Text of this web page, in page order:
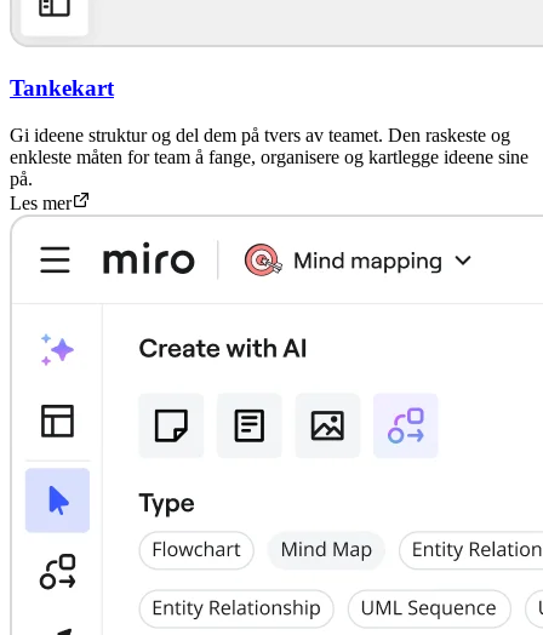
Tankekart
Gi ideene struktur og del dem på tvers av teamet. Den raskeste og
enkleste måten for team å fange, organisere og kartlegge ideene sine
på.
Les mer